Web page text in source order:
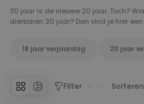
champagne
24,99 €
Personaliseerbaar
30 jaar is de nieuwe 20 jaar. Toch?
dierbaren 30 jaar? Dan vind je hier
een design yogmat. Je kunt
18 jaar verjaardag 20 jaar
Filter Sorteren